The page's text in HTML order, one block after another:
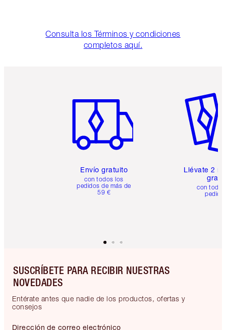
Consulta los Términos y condiciones
completos aquí.
Envío gratuito
con todos los
pedidos de más de
59 €
Llévate 2
gratis
con
SUSCRÍBETE PARA RECIBIR NUESTRAS
NOVEDADES
Entérate antes que nadie de los productos, ofertas y
consejos
Dirección de correo electrónico